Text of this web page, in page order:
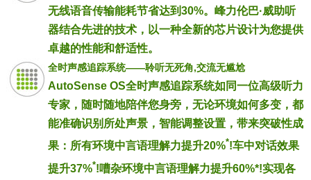
无线语音传输能耗节省达到30%。峰力伦巴·威助听
器结合先进的技术，以一种全新的芯片设计为您提供
卓越的性能和舒适性。
全时声感追踪系统——聆听无死角,交流无尴尬
AutoSense OS全时声感追踪系统如同一位高级听力
专家，随时随地陪伴您身旁，无论环境如何多变，都
能准确识别所处声景，智能调整设置，带来突破性成
果：所有环境中言语理解力提升20%*!车中对话效果
提升37%*!嘈杂环境中言语理解力提升60%*!实现各